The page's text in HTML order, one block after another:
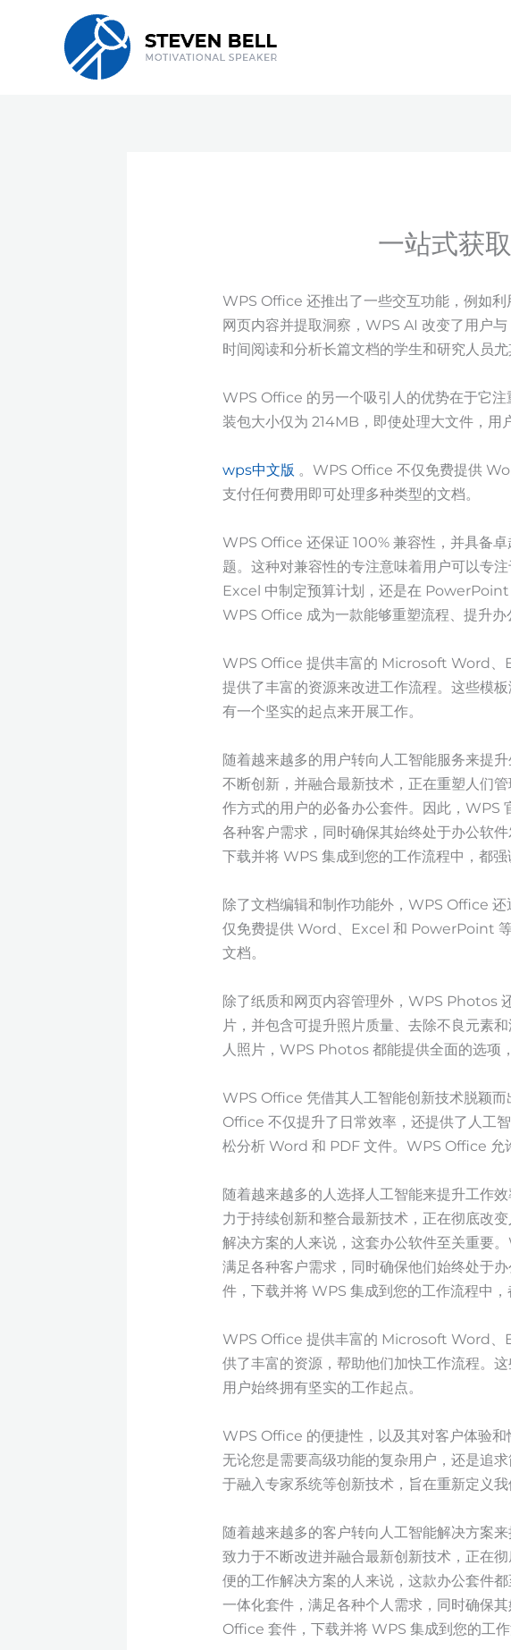
一站式获
WPS Office 还推出了一些交互功能，例如
网页内容并提取洞察，WPS AI 改变了用户
时间阅读和分析长篇文档的学生和研究人员尤
WPS Office 的另一个吸引人的优势在于它
装包大小仅为 214MB，即使处理大文件，用
wps中文版 。WPS Office 不仅免费提供
支付任何费用即可处理多种类型的文档。
WPS Office 还保证 100% 兼容性，并具备
题。这种对兼容性的专注意味着用户可以专
Excel 中制定预算计划，还是在
WPS Office 成为一款能够重塑流程、提升办
WPS Office 提供丰富的 Microsoft Word、
提供了丰富的资源来改进工作流程。这些模
有一个坚实的起点来开展工作。
随着越来越多的用户转向人工智能服务来提
不断创新，并融合最新技术，正在重塑人们
作方式的用户的必备办公套件。因此，WPS
各种客户需求，同时确保其始终处于办公软
下载并将 WPS 集成到您的工作流程中，都
除了文档编辑和制作功能外，WPS Office
仅免费提供 Word、Excel 和 PowerPoint
文档。
除了纸质和网页内容管理外，WPS Photos
片，并包含可提升照片质量、去除不良元素
人照片，WPS Photos 都能提供全面的选项
WPS Office 凭借其人工智能创新技术脱颖
Office 不仅提升了日常效率，还提供了人工
松分析 Word 和 PDF 文件。WPS Office 允
随着越来越多的人选择人工智能来提升工作
力于持续创新和整合最新技术，正在彻底改
解决方案的人来说，这套办公软件至关重要
满足各种客户需求，同时确保他们始终处于
件，下载并将 WPS 集成到您的工作流程中
WPS Office 提供丰富的 Microsoft Word、
供了丰富的资源，帮助他们加快工作流程。
用户始终拥有坚实的工作起点。
WPS Office 的便捷性，以及其对客户体验和
无论您是需要高级功能的复杂用户，还是追
于融入专家系统等创新技术，旨在重新定义
随着越来越多的客户转向人工智能解决方案
致力于不断改进并融合最新创新技术，正在
便的工作解决方案的人来说，这款办公套件
一体化套件，满足各种个人需求，同时确保
Office 套件，下载并将 WPS 集成到您的工